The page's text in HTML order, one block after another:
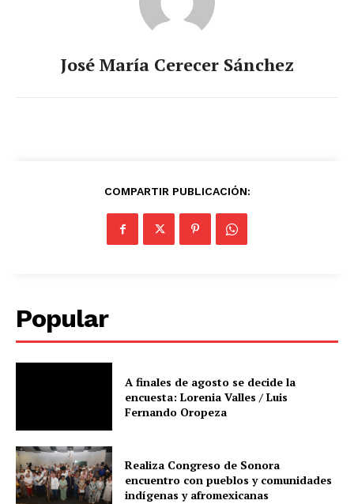
José María Cerecer Sánchez
COMPARTIR PUBLICACIÓN:
Popular
A finales de agosto se decide la
encuesta: Lorenia Valles / Luis
Fernando Oropeza
Realiza Congreso de Sonora
encuentro con pueblos y comunidades
indígenas y afromexicanas